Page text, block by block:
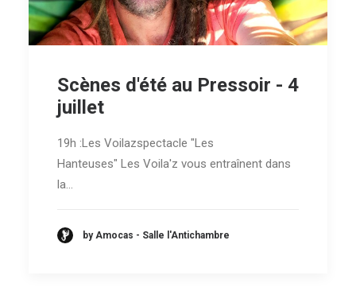
Scènes d'été au Pressoir - 4
juillet
19h :Les Voilazspectacle "Les
Hanteuses" Les Voila'z vous entraînent dans
la…
by Amocas - Salle l'Antichambre